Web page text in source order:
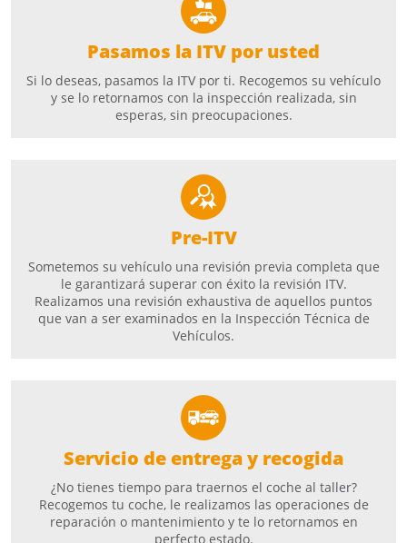
Pasamos la ITV por usted
Si lo deseas, pasamos la ITV por ti. Recogemos su vehículo
y se lo retornamos con la inspección realizada, sin
esperas, sin preocupaciones.
Pre-ITV
Sometemos su vehículo una revisión previa completa que
le garantizará superar con éxito la revisión ITV.
Realizamos una revisión exhaustiva de aquellos puntos
que van a ser examinados en la Inspección Técnica de
Vehículos.
Servicio de entrega y recogida
¿No tienes tiempo para traernos el coche al taller?
Recogemos tu coche, le realizamos las operaciones de
reparación o mantenimiento y te lo retornamos en
perfecto estado.